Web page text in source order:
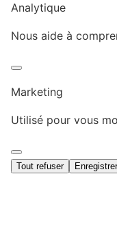
Analytique
Nous aide à
Marketing
Utilisé pour vous
Tout refuser